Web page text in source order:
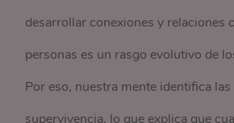
desarrollar conexiones y relaciones
personas es un rasgo evolutivo de
Por eso, nuestra mente identifica
supervivencia, lo que explica que